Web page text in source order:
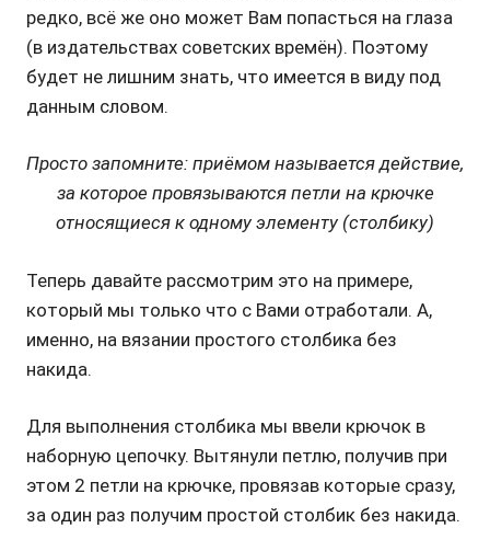
редко, всё же оно может Вам попасться на глаза
(в издательствах советских времён). Поэтому
будет не лишним знать, что имеется в виду под
данным словом.
Просто запомните: приёмом называется действие,
за которое провязываются петли на крючке
относящиеся к одному элементу (столбику)
Теперь давайте рассмотрим это на примере,
который мы только что с Вами отработали. А,
именно, на вязании простого столбика без
накида.
Для выполнения столбика мы ввели крючок в
наборную цепочку. Вытянули петлю, получив при
этом 2 петли на крючке, провязав которые сразу,
за один раз получим простой столбик без накида.